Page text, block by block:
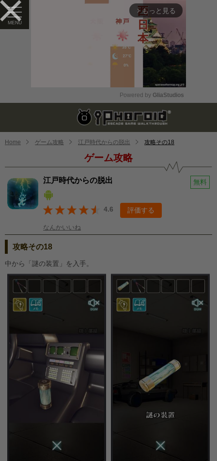
arrow_forward_ios もっと見る
Mute
Powered by GliaStudios
Home ゲーム攻略 江戸時代からの脱出 攻略その18
ゲーム攻略
江戸時代からの脱出 無料
4.6 評価する
なんかいいね
攻略その18
中から「謎の装置」を入手。